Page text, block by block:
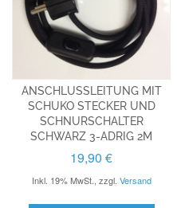
ANSCHLUSSLEITUNG MIT
SCHUKO STECKER UND
SCHNURSCHALTER
SCHWARZ 3-ADRIG 2M
19,90 €
Inkl. 19% MwSt. zzgl. Versand